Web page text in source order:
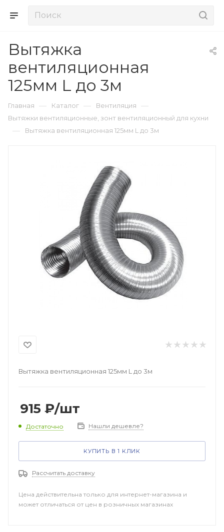
Вытяжка
вентиляционная
125мм L до 3м
Главная — Каталог — Вентиляция —
Вытяжки вентиляционные, зонт вентиляционный для кухни
— Вытяжка вентиляционная 125мм L до 3м
Вытяжка вентиляционная 125мм L до 3м
915 ₽/шт
Достаточно Нашли дешевле?
КУПИТЬ В 1 КЛИК
Рассчитать доставку
Цена действительна только для интернет-магазина и
может отличаться от цен в розничных магазинах